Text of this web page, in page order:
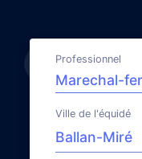
Professionnel
Ville de l'équidé